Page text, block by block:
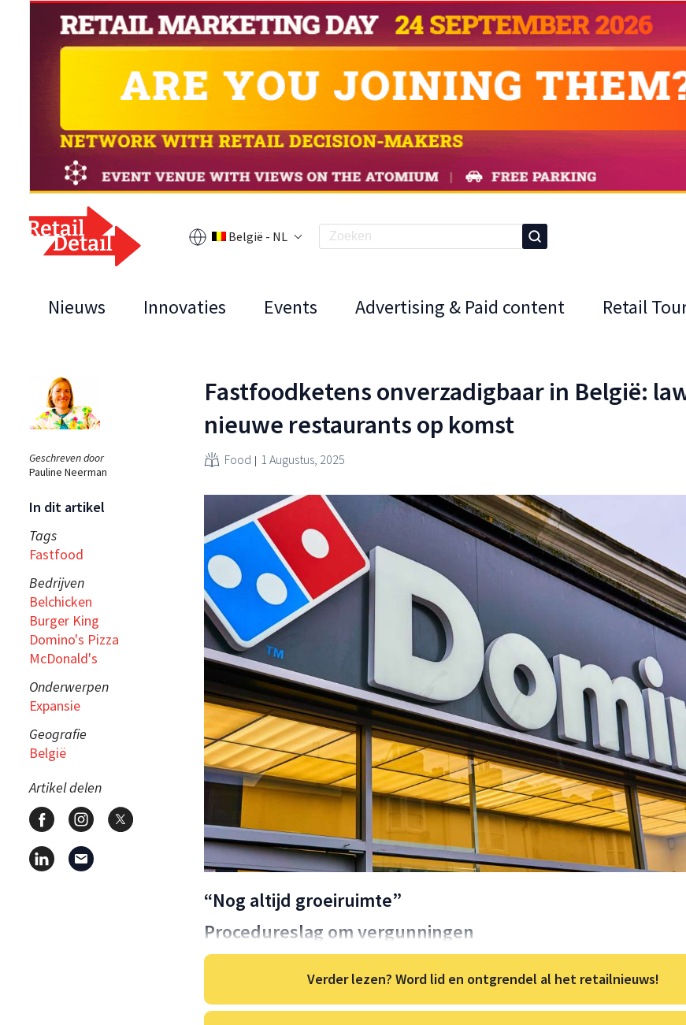
België - NL
Nieuws Innovaties Events Advertising & Paid content Retail
Geschreven door
Pauline Neerman
In dit artikel
Tags
Fastfood
Bedrijven
Belchicken
Burger King
Domino's Pizza
McDonald's
Onderwerpen
Expansie
Geografie
België
Artikel delen
Fastfoodketens onverzadigbaar in België:
nieuwe restaurants op komst
Food 1 Augustus, 2025
“Nog altijd groeiruimte”
Procedureslag om vergunningen
Verder lezen? Word lid en ontgrendel al het retailnieuws!